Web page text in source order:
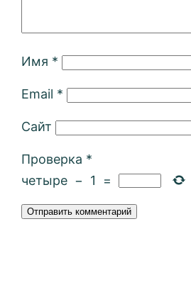
Имя *
Email *
Сайт
Проверка *
четыре − 1 =